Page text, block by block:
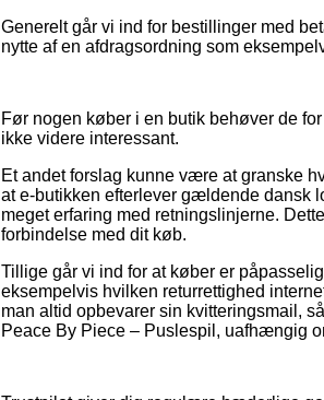
Generelt går vi ind for bestillinger med
nytte af en afdragsordning som
Før nogen køber i en butik behøver de
ikke videre interessant.
Et andet forslag kunne være at granske
at e-butikken efterlever gældende dansk
meget erfaring med retningslinjerne.
forbindelse med dit køb.
Tillige går vi ind for at køber er
eksempelvis hvilken returrettighed
man altid opbevarer sin kvitteringsmail,
Peace By Piece – Puslespil, uafhængig